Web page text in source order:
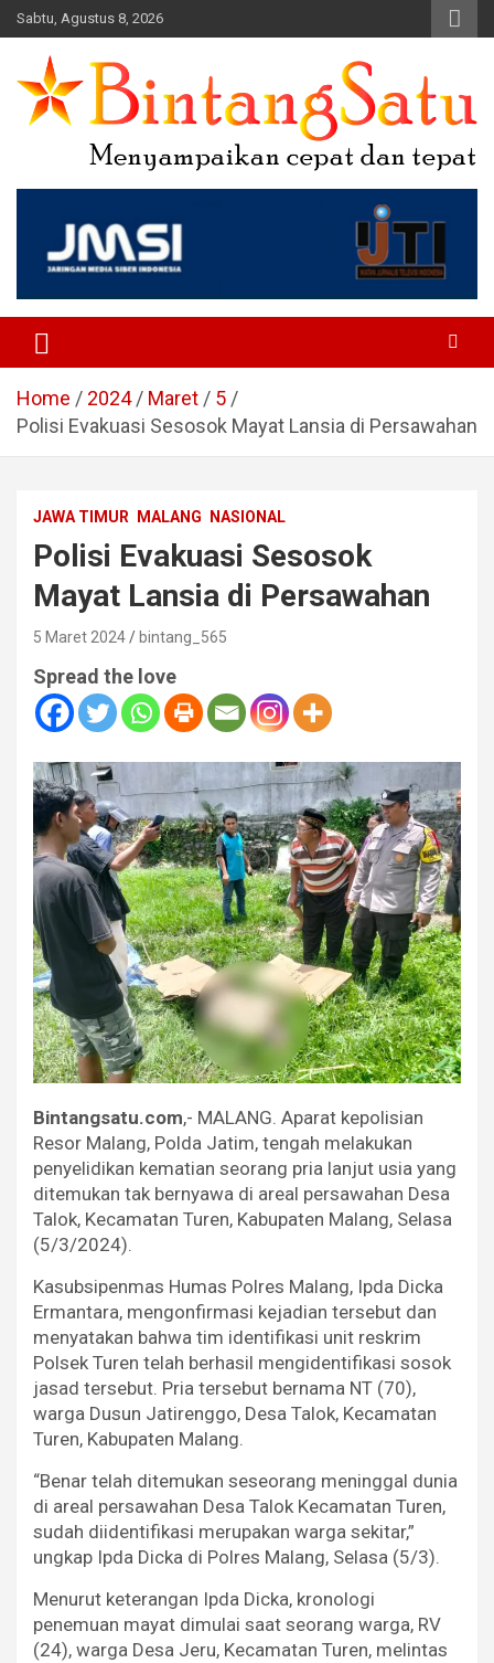
Skip
to
content
Sabtu, Agustus 8, 2026
Portal Berita Nasional dan
Regional
Home 2024 Maret
5
Polisi Evakuasi Sesosok Mayat Lansia di Persawahan
JAWA TIMUR MALANG NASIONAL
Polisi Evakuasi Sesosok
Mayat Lansia di Persawahan
5 Maret 2024 bintang_565
Spread the love
Bintangsatu.com,- MALANG. Aparat kepolisian
Resor Malang, Polda Jatim, tengah melakukan
penyelidikan kematian seorang pria lanjut usia yang
ditemukan tak bernyawa di areal persawahan Desa
Talok, Kecamatan Turen, Kabupaten Malang, Selasa
(5/3/2024).
Kasubsipenmas Humas Polres Malang, Ipda Dicka
Ermantara, mengonfirmasi kejadian tersebut dan
menyatakan bahwa tim identifikasi unit reskrim
Polsek Turen telah berhasil mengidentifikasi sosok
jasad tersebut. Pria tersebut bernama NT (70),
warga Dusun Jatirenggo, Desa Talok, Kecamatan
Turen, Kabupaten Malang.
“Benar telah ditemukan seseorang meninggal dunia
di areal persawahan Desa Talok Kecamatan Turen,
sudah diidentifikasi merupakan warga sekitar,”
ungkap Ipda Dicka di Polres Malang, Selasa (5/3).
Menurut keterangan Ipda Dicka, kronologi
penemuan mayat dimulai saat seorang warga, RV
(24), warga Desa Jeru, Kecamatan Turen, melintas